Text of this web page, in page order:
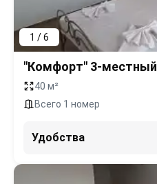
1 / 6
"Комфорт" 3-местный
40 м²
Всего 1 номер
Удобства